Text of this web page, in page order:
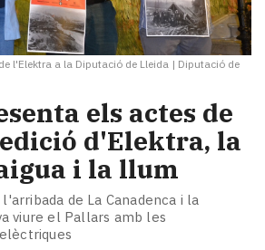
l'Elektra a la Diputació de Lleida | Diputació de
els actes de
d'Elektra, la
i la llum
de La Canadenca i la
viure el Pallars amb les